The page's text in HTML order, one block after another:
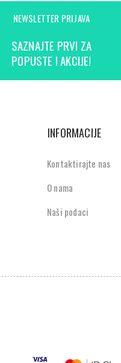
NEWSLETTER PRIJAVA
SAZNAJTE PRVI ZA
POPUSTE I AKCIJE!
INFORMACIJE
Kontaktirajte nas
O nama
Naši podaci